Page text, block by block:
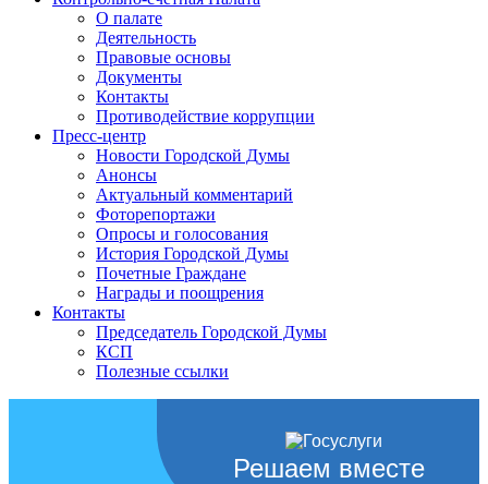
О палате
Деятельность
Правовые основы
Документы
Контакты
Противодействие коррупции
Пресс-центр
Новости Городской Думы
Анонсы
Актуальный комментарий
Фоторепортажи
Опросы и голосования
История Городской Думы
Почетные Граждане
Награды и поощрения
Контакты
Председатель Городской Думы
КСП
Полезные ссылки
Решаем вместе